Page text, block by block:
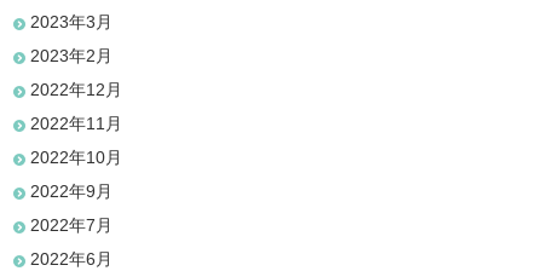
2023年3月
2023年2月
2022年12月
2022年11月
2022年10月
2022年9月
2022年7月
2022年6月